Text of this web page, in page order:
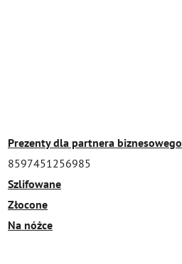
Prezenty dla partnera biznesowego
8597451256985
Szlifowane
Złocone
Na nóżce